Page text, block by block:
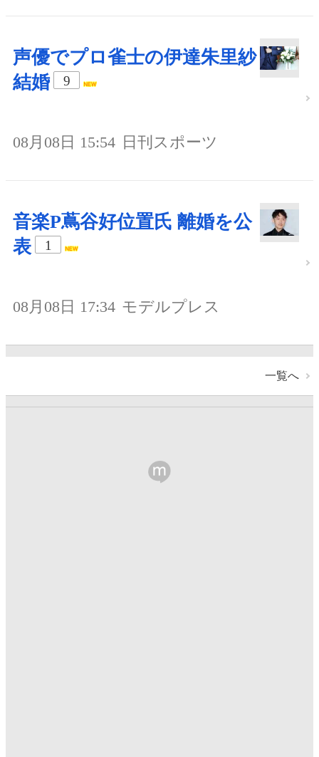
声優でプロ雀士の伊達朱里紗
結婚
9
08月08日 15:54 日刊スポーツ
音楽P蔦谷好位置氏 離婚を公
表
1
08月08日 17:34 モデルプレス
一覧へ